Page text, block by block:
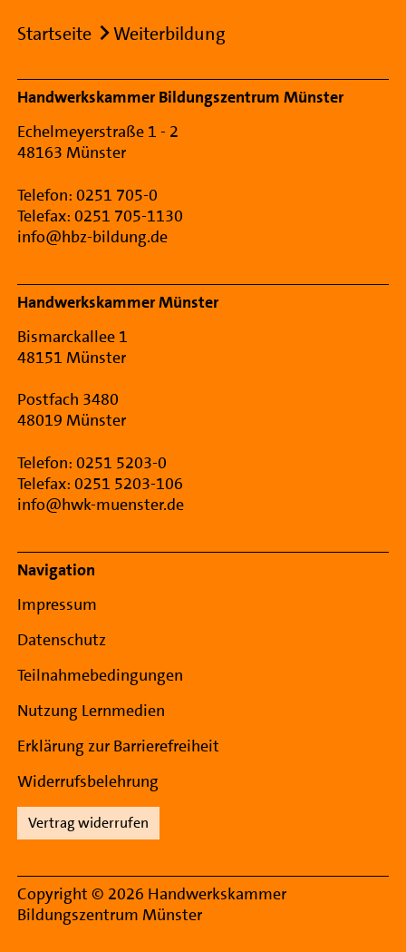
Breadcrumb
Startseite Weiterbildung
Footer Navigation
Handwerkskammer Bildungszentrum Münster
Echelmeyerstraße 1 - 2
48163 Münster
Telefon: 0251 705-0
Telefax: 0251 705-1130
info@hbz-bildung.de
Handwerkskammer Münster
Bismarckallee 1
48151 Münster
Postfach 3480
48019 Münster
Telefon: 0251 5203-0
Telefax: 0251 5203-106
info@hwk-muenster.de
Navigation
Impressum
Datenschutz
Teilnahmebedingungen
Nutzung Lernmedien
Erklärung zur Barrierefreiheit
Widerrufsbelehrung
Vertrag widerrufen
Copyright © 2026 Handwerkskammer
Bildungszentrum Münster